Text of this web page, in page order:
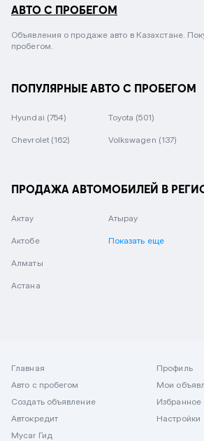
АВТО С ПРОБЕГОМ
Объявления о продаже авто в Казахстане.
пробегом.
ПОПУЛЯРНЫЕ АВТО С ПРОБЕГОМ
Hyundai (754) Toyota (501)
Chevrolet (162) Volkswagen (137)
ПРОДАЖА АВТОМОБИЛЕЙ В
Актау
Актобе
Алматы
Астана
Атырау
Показать еще
Главная
Авто с пробегом
Создать объявление
Автокредит
Mycar Гид
Профиль
Мои
Избранное
Настройки